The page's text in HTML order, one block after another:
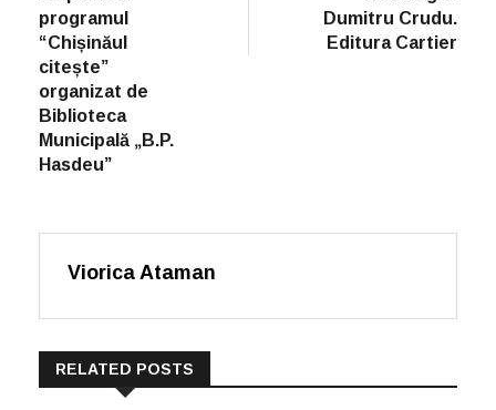
programul
“Chișinăul
citește”
organizat de
Biblioteca
Municipală „B.P.
Hasdeu”
Dumitru Crudu.
Editura Cartier
Viorica Ataman
RELATED POSTS